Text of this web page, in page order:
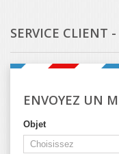
SERVICE CLIENT
ENVOYEZ UN
Objet